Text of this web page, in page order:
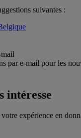
suivantes :
par e-mail pour les
intéresse
expérience en